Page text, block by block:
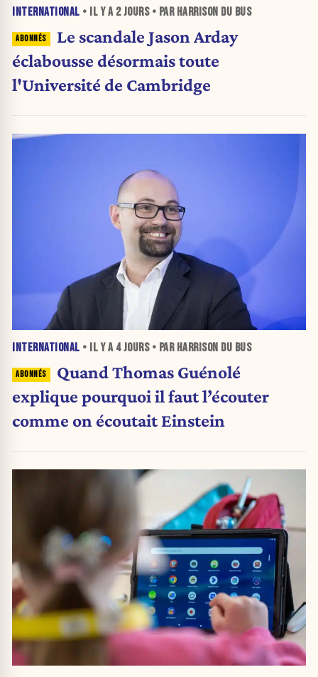
INTERNATIONAL • IL Y A 2 JOURS• PAR HARRISON DU BUS
Le scandale Jason Arday
éclabousse désormais toute
l'Université de Cambridge
INTERNATIONAL • IL Y A 4 JOURS• PAR HARRISON DU BUS
Quand Thomas Guénolé
explique pourquoi il faut l’écouter
comme on écoutait Einstein